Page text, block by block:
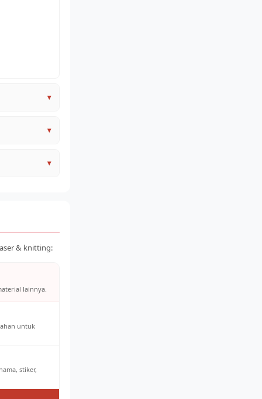
▾
▾
▾
& knitting:
lainnya.
untuk
stiker,